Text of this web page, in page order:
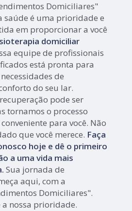
Domiciliares"
saúde é uma prioridade e
em proporcionar a você
domiciliar
equipe de profissionais
está pronta para
de
do seu lar.
pode ser
tornamos o processo
para você. Não
que você merece. Faça
hoje e dê o primeiro
a uma vida mais
Sua jornada de
aqui, com a
Domiciliares".
a nossa prioridade.